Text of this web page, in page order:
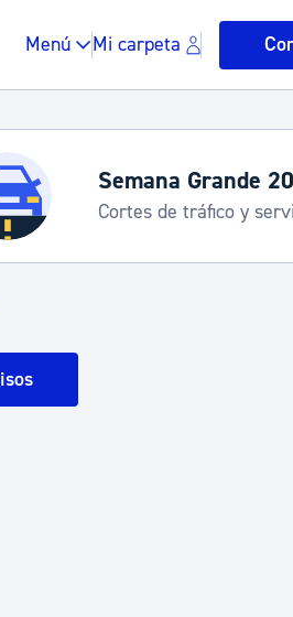
Menú Mi carpeta
Espacio público, residuos y
Semana Grande
Cortes de tráfico y